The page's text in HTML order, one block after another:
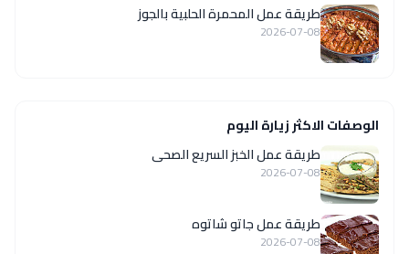
طريقة عمل المحمرة الحلبية بالجوز
2026-07-08
الوصفات الاكثر زيارة اليوم
طريقة عمل الخبز السريع الصحى
2026-07-08
طريقة عمل جاتو شاتوه
2026-07-08